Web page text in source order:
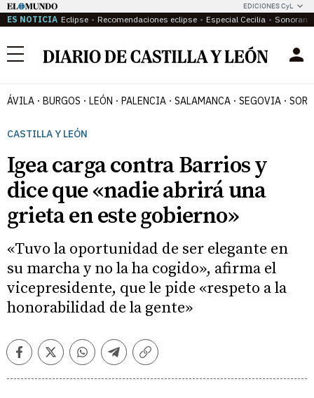
EDICIONES CyL
ES NOTICIA Eclipse Recomendaciones eclipse Especial Cecilia
Menú
ÁVILA BURGOS LEÓN PALENCIA SALAMANCA SEGOVIA
CASTILLA Y LEÓN
Igea carga contra Barrios y
dice que «nadie abrirá una
grieta en este gobierno»
«Tuvo la oportunidad de ser elegante en
su marcha y no la ha cogido», afirma el
vicepresidente, que le pide «respeto a la
honorabilidad de la gente»
FacebookTwitterWhatsappTelegramCopiar